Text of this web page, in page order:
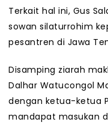
Terkait hal ini, Gus
sowan silaturrohim
pesantren di Jawa
Disamping ziarah
Dalhar Watucongol
dengan ketua-ketua
mandapat masukan